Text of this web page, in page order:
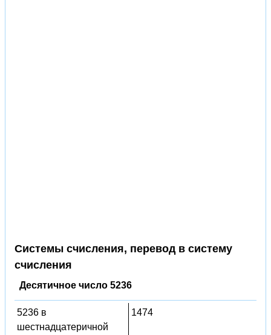
Системы счисления, перевод в систему
счисления
Десятичное число 5236
5236 в
шестнадцатеричной
1474